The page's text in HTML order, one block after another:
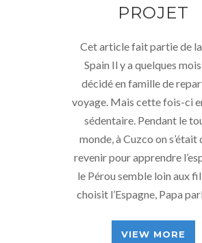
PROJET
Cet article fait partie de
Spain Il y a quelques
décidé en famille de
voyage. Mais cette fois-ci
sédentaire. Pendant le
monde, à Cuzco on s’était
revenir pour apprendre
le Pérou semble loin aux
choisit l’Espagne, Papa
VIEW MORE